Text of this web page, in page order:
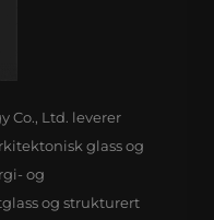
Co., Ltd. leverer
glass og
og
og strukturert